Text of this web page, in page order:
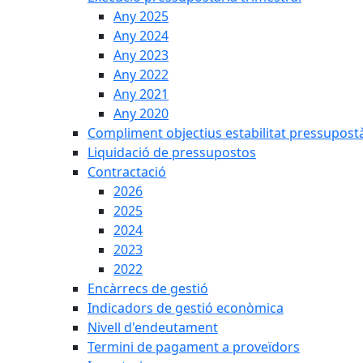
Any 2025
Any 2024
Any 2023
Any 2022
Any 2021
Any 2020
Compliment objectius estabilitat
Liquidació de pressupostos
Contractació
2026
2025
2024
2023
2022
Encàrrecs de gestió
Indicadors de gestió econòmica
Nivell d'endeutament
Termini de pagament a proveïdors